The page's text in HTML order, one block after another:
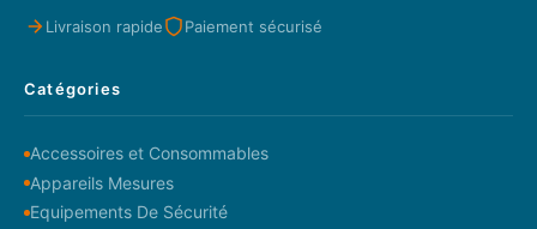
Livraison rapide Paiement sécurisé
Catégories
Accessoires et Consommables
Appareils Mesures
Equipements De Sécurité